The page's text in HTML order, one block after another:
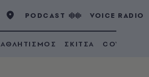
PODCAST VOICE RADIO
ΑΘΛΗΤΙΣΜΟΣ ΣΚΙΤΣΑ COVID 19